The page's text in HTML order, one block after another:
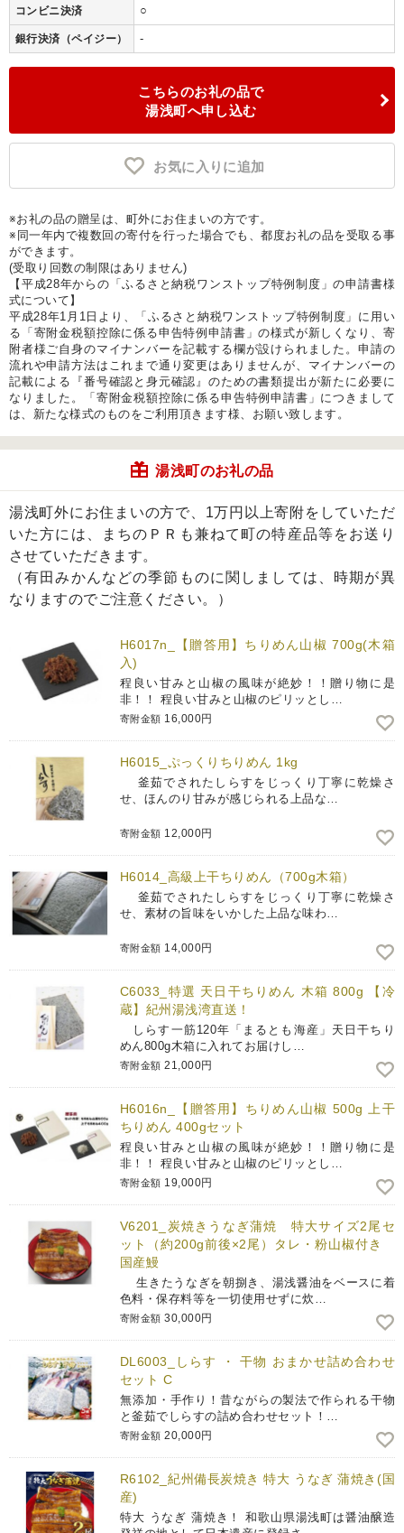
コンビニ決済 ○
銀行決済（ペイジー） -
こちらのお礼の品で
湯浅町へ申し込む
お気に入りに追加
※お礼の品の贈呈は、町外にお住まいの方です。
※同一年内で複数回の寄付を行った場合でも、都度お礼の品を受取る事
ができます。
(受取り回数の制限はありません)
【平成28年からの「ふるさと納税ワンストップ特例制度」の申請書様
式について】
平成28年1月1日より、「ふるさと納税ワンストップ特例制度」に用い
る「寄附金税額控除に係る申告特例申請書」の様式が新しくなり、寄
附者様ご自身のマイナンバーを記載する欄が設けられました。申請の
流れや申請方法はこれまで通り変更はありませんが、マイナンバーの
記載による『番号確認と身元確認』のための書類提出が新たに必要に
なりました。「寄附金税額控除に係る申告特例申請書」につきまして
は、新たな様式のものをご利用頂きます様、お願い致します。
湯浅町のお礼の品
湯浅町外にお住まいの方で、1万円以上寄附をしていただ
いた方には、まちのＰＲも兼ねて町の特産品等をお送り
させていただきます。
（有田みかんなどの季節ものに関しましては、時期が異
なりますのでご注意ください。）
H6017n_【贈答用】ちりめん山椒 700g(木箱
入)
程良い甘みと山椒の風味が絶妙！！贈り物に是
非！！ 程良い甘みと山椒のピリッとし…
寄附金額 16,000円
H6015_ぷっくりちりめん 1kg
釜茹でされたしらすをじっくり丁寧に乾燥さ
せ、ほんのり甘みが感じられる上品な…
寄附金額 12,000円
H6014_高級上干ちりめん（700g木箱）
釜茹でされたしらすをじっくり丁寧に乾燥さ
せ、素材の旨味をいかした上品な味わ…
寄附金額 14,000円
C6033_特選 天日干ちりめん 木箱 800g 【冷
蔵】紀州湯浅湾直送！
しらす一筋120年「まるとも海産」天日干ちり
めん800g木箱に入れてお届けし…
寄附金額 21,000円
H6016n_【贈答用】ちりめん山椒 500g 上干
ちりめん 400gセット
程良い甘みと山椒の風味が絶妙！！贈り物に是
非！！ 程良い甘みと山椒のピリッとし…
寄附金額 19,000円
V6201_炭焼きうなぎ蒲焼 特大サイズ2尾セ
ット（約200g前後×2尾）タレ・粉山椒付き
国産鰻
生きたうなぎを朝捌き、湯浅醤油をベースに着
色料・保存料等を一切使用せずに炊…
寄附金額 30,000円
DL6003_しらす ・ 干物 おまかせ詰め合わせ
セット C
無添加・手作り！昔ながらの製法で作られる干物
と釜茹でしらすの詰め合わせセット！…
寄附金額 20,000円
R6102_紀州備長炭焼き 特大 うなぎ 蒲焼き(国
産)
特大 うなぎ 蒲焼き！ 和歌山県湯浅町は醤油醸造